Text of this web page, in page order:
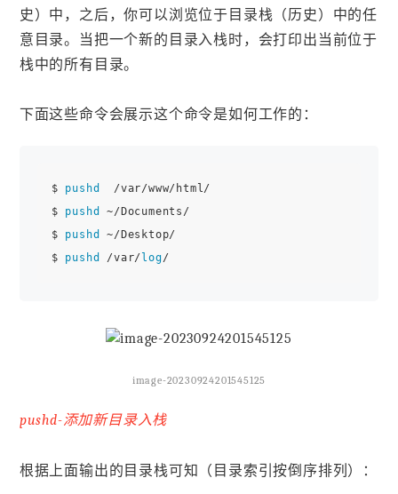
史）中，之后，你可以浏览位于目录栈（历史）中的任
意目录。当把一个新的目录入栈时，会打印出当前位于
栈中的所有目录。
下面这些命令会展示这个命令是如何工作的：
$ pushd
/var/www/html/
$ pushd
~/Documents/
$ pushd
~/Desktop/
$ pushd /var/ log
image-20230924201545125
pushd-添加新目录入栈
根据上面输出的目录栈可知（目录索引按倒序排列）：